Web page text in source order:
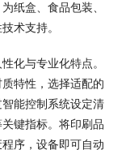
纸盒、食品包装、
术支持。
化与专业化特点。
特性，选择适配的
能控制系统设定清
键指标。将印刷品
序，设备即可自动